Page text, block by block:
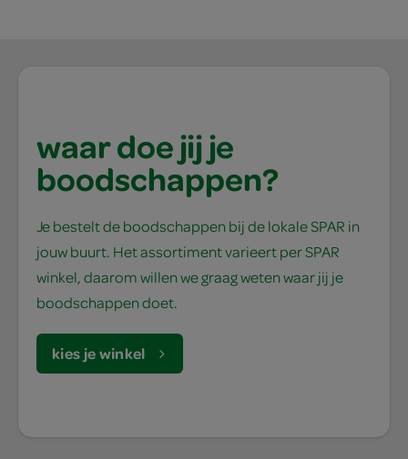
waar doe jij je
boodschappen?
Je bestelt de boodschappen bij de lokale SPAR in
jouw buurt. Het assortiment varieert per SPAR
winkel, daarom willen we graag weten waar jij je
boodschappen doet.
kies je winkel